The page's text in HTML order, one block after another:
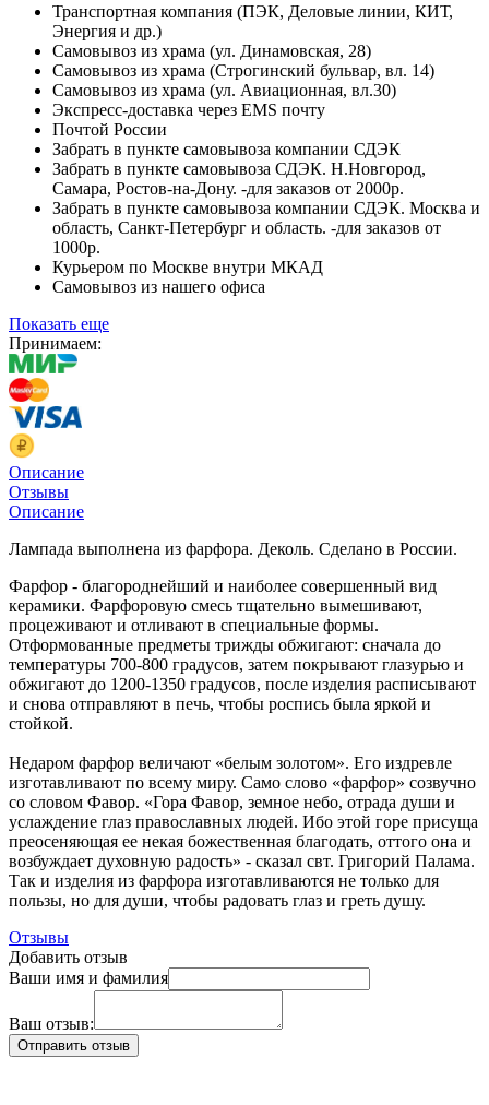
Транспортная компания (ПЭК, Деловые линии, КИТ,
Энергия и др.)
Самовывоз из храма (ул. Динамовская, 28)
Самовывоз из храма (Строгинский бульвар, вл. 14)
Самовывоз из храма (ул. Авиационная, вл.30)
Экспресс-доставка через EMS почту
Почтой России
Забрать в пункте самовывоза компании СДЭК
Забрать в пункте самовывоза СДЭК. Н.Новгород,
Самара, Ростов-на-Дону. -для заказов от 2000р.
Забрать в пункте самовывоза компании СДЭК. Москва и
область, Санкт-Петербург и область. -для заказов от
1000р.
Курьером по Москве внутри МКАД
Самовывоз из нашего офиса
Показать еще
Принимаем:
Описание
Отзывы
Описание
Лампада выполнена из фарфора. Деколь. Сделано в России.
Фарфор - благороднейший и наиболее совершенный вид
керамики. Фарфоровую смесь тщательно вымешивают,
процеживают и отливают в специальные формы.
Отформованные предметы трижды обжигают: сначала до
температуры 700-800 градусов, затем покрывают глазурью и
обжигают до 1200-1350 градусов, после изделия расписывают
и снова отправляют в печь, чтобы роспись была яркой и
стойкой.
Недаром фарфор величают «белым золотом». Его издревле
изготавливают по всему миру. Само слово «фарфор» созвучно
со словом Фавор. «Гора Фавор, земное небо, отрада души и
услаждение глаз православных людей. Ибо этой горе присуща
преосеняющая ее некая божественная благодать, оттого она и
возбуждает духовную радость» - сказал свт. Григорий Палама.
Так и изделия из фарфора изготавливаются не только для
пользы, но для души, чтобы радовать глаз и греть душу.
Отзывы
Добавить отзыв
Ваши имя и фамилия
Ваш отзыв: